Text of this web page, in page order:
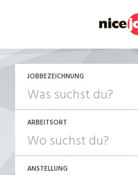
JOBBEZEICHNUNG
ARBEITSORT
ANSTELLUNG